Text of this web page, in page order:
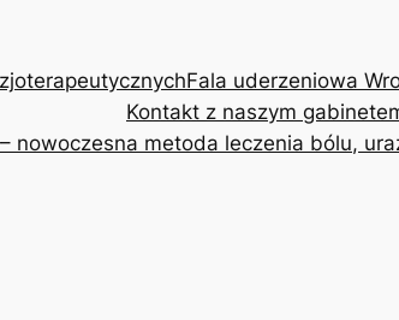
Fala uderzeniowa
Kontakt z naszym
– nowoczesna metoda leczenia bólu,